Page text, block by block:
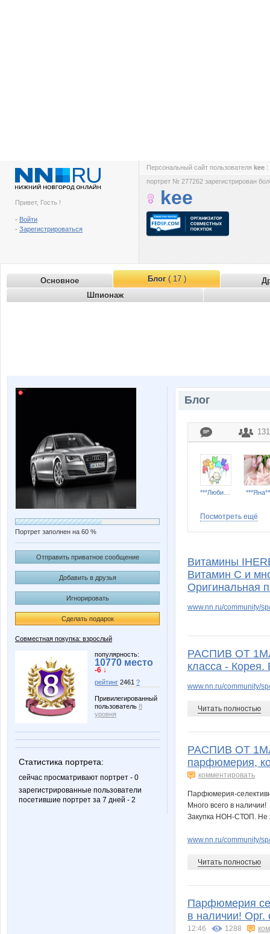
Привет, Гость !
- Войти
- Зарегистрироваться
Персональный сайт пользователя kee :
портрет № 277262 зарегистрирован
kee
Основное Блог( 17 )
Шпионаж
Портрет заполнен на 60 %
Отправить приватное сообщение
Добавить в друзья
Игнорировать
Сделать подарок
Совместная покупка: взрослый
популярность:
10770 место
-6 ↓
рейтинг 2461 ?
Привилегированный
пользователь 8
уровня
Статистика портрета:
сейчас просматривают портрет - 0
зарегистрированные пользователи
посетившие портрет за 7 дней - 2
Блог
131
Elen123ee Fifo25
Iskra_Vesna
Lelyann
Magulmigeri
Modnitsa Mora
Nikta001 Ninelle
Посмотреть ещё
Витамины
Витамин С и
Оригинальная
www.nn.ru/community/
РАСПИВ ОТ
класса -
www.nn.ru/community/
Читать полностью
РАСПИВ ОТ
парфюмерия,
комментировать
Парфюмерия-
Много всего в наличии!
Закупка НОН-СТОП. Не
www.nn.ru/community/
Читать полностью
Парфюмерия
в наличии!
12:46 1288